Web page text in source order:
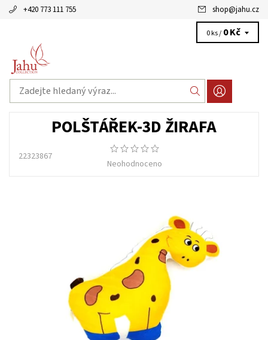
+420 773 111 755 shop@jahu.cz
0 ks / 0 Kč
POLŠTÁŘEK-3D ŽIRAFA
22323867
Neohodnoceno